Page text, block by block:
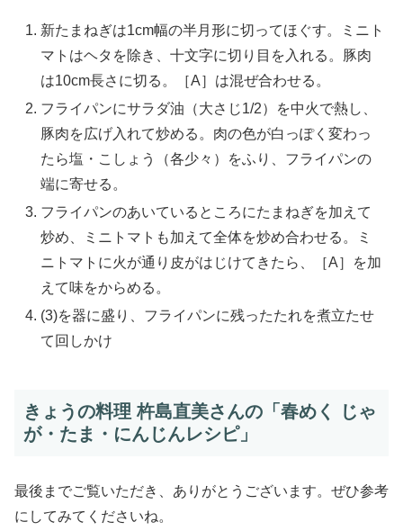
新たまねぎは1cm幅の半月形に切ってほぐす。ミニト
マトはヘタを除き、十文字に切り目を入れる。豚肉
は10cm長さに切る。［A］は混ぜ合わせる。
フライパンにサラダ油（大さじ1/2）を中火で熱し、
豚肉を広げ入れて炒める。肉の色が白っぽく変わっ
たら塩・こしょう（各少々）をふり、フライパンの
端に寄せる。
フライパンのあいているところにたまねぎを加えて
炒め、ミニトマトも加えて全体を炒め合わせる。ミ
ニトマトに火が通り皮がはじけてきたら、［A］を加
えて味をからめる。
(3)を器に盛り、フライパンに残ったたれを煮立たせ
て回しかけ
きょうの料理 杵島直美さんの「春めく じゃ
が・たま・にんじんレシピ」
最後までご覧いただき、ありがとうございます。ぜひ参考
にしてみてくださいね。